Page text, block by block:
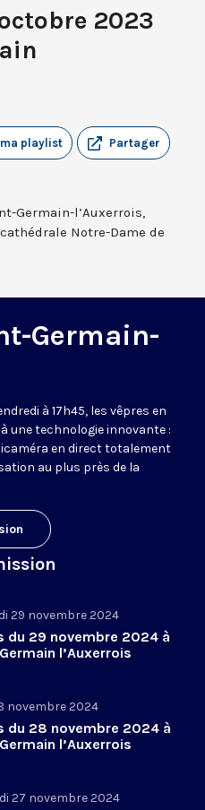
2023
Partager
playlist
Germain-l’Auxerrois,
Notre-Dame de
Germain-
à 17h45, les vêpres en
une technologie innovante :
en direct totalement
au plus près de la
29 novembre 2024
du 29 novembre 2024 à
l’Auxerrois
novembre 2024
du 28 novembre 2024 à
l’Auxerrois
27 novembre 2024